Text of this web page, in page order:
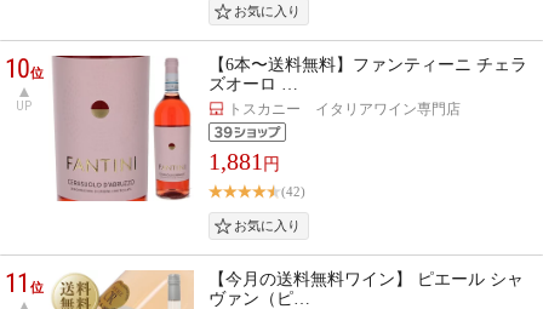
10位
UP
【6本〜送料無料】ファンティーニ チェラ
ズオーロ …
トスカニー イタリアワイン専門店
1,881 円
(42)
11位
【今月の送料無料ワイン】 ピエール シャ
ヴァン（ピ…